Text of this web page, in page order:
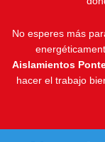
No esperes más
Aislamientos
hacer el trabajo